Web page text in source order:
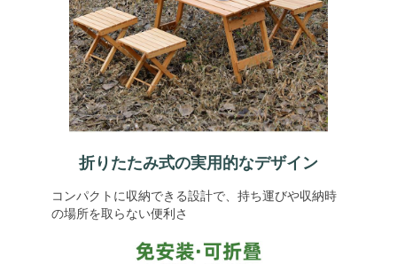
折りたたみ式の実用的なデザイン
コンパクトに収納できる設計で、持ち運びや収納時
の場所を取らない便利さ